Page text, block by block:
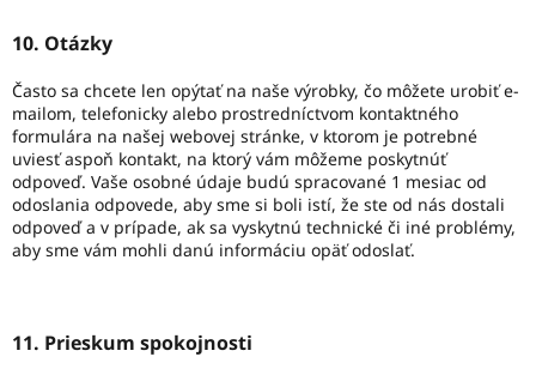
10. Otázky
Často sa chcete len opýtať na naše výrobky, čo môžete urobiť e-
mailom, telefonicky alebo prostredníctvom kontaktného
formulára na našej webovej stránke, v ktorom je potrebné
uviesť aspoň kontakt, na ktorý vám môžeme poskytnúť
odpoveď. Vaše osobné údaje budú spracované 1 mesiac od
odoslania odpovede, aby sme si boli istí, že ste od nás dostali
odpoveď a v prípade, ak sa vyskytnú technické či iné problémy,
aby sme vám mohli danú informáciu opäť odoslať.
11. Prieskum spokojnosti